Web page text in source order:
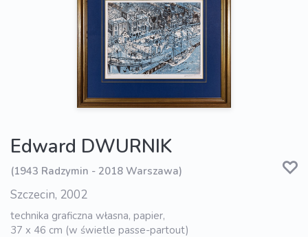
Edward DWURNIK
(1943 Radzymin - 2018 Warszawa)
Szczecin, 2002
technika graficzna własna, papier,
37 x 46 cm (w świetle passe-partout)